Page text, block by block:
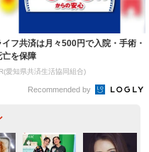
イフ共済は月々500円で入院・手術・
亡を保障
愛知県共済生活協同組合)
Recommended by